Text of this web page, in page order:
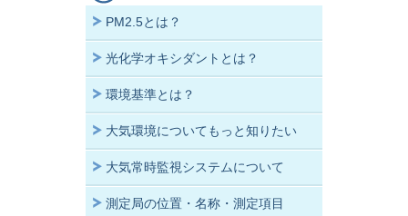
PM2.5とは？
光化学オキシダントとは？
環境基準とは？
大気環境についてもっと知りたい
大気常時監視システムについて
測定局の位置・名称・測定項目